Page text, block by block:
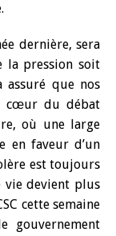
dernière, sera
la pression soit
assuré que nos
cœur du débat
où une large
en faveur d’un
est toujours
vie devient plus
cette semaine
gouvernement